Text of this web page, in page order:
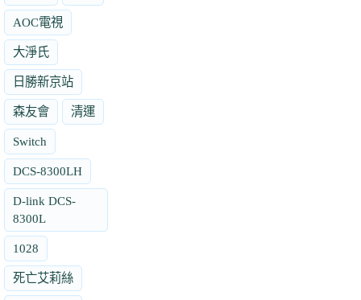
AOC電視
大淨氏
日勝新京站
森友會 清運
Switch
DCS-8300LH
D-link DCS-
8300L
1028
死亡艾莉絲